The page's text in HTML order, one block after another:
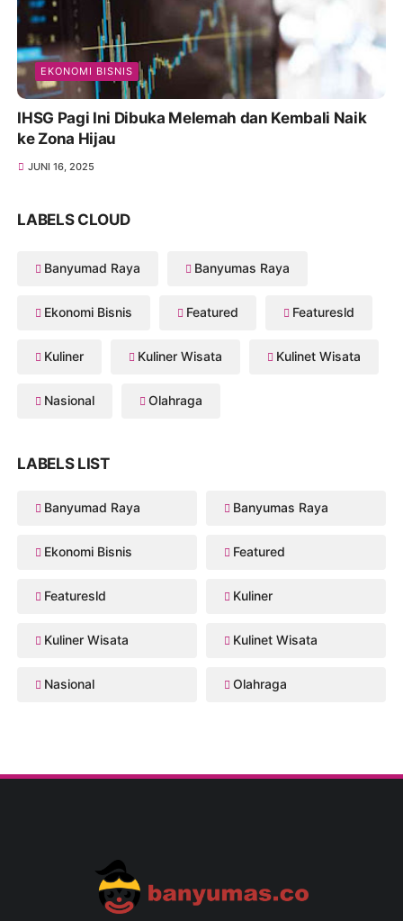
EKONOMI BISNIS
IHSG Pagi Ini Dibuka Melemah dan Kembali Naik
ke Zona Hijau
JUNI 16, 2025
LABELS CLOUD
Banyumad Raya Banyumas Raya
Ekonomi Bisnis Featured Featuresld
Kuliner Kuliner Wisata Kulinet Wisata
Nasional Olahraga
LABELS LIST
Banyumad Raya Banyumas Raya
Ekonomi Bisnis Featured
Featuresld Kuliner
Kuliner Wisata Kulinet Wisata
Nasional Olahraga